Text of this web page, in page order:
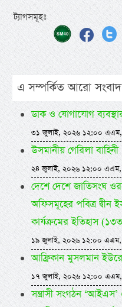
ট্যাগসমূহঃ
এ সম্পর্কিত আরো সংবাদ
ডাক ও যোগাযোগ
৩১ জুলাই, ২০২৬ ১২:০০ এএম,
উসমানীয় গেরিলা বাহিনী
২৪ জুলাই, ২০২৬ ১২:০০ এএম,
দেশে দেশে জাতিসংঘ
অফিসমূহের পবিত্র দ্বীন
কার্যক্রমের ইতিহাস
১৯ জুলাই, ২০২৬ ১২:০০ এএম,
আফ্রিকান মুসলমান
১৭ জুলাই, ২০২৬ ১২:০০ এএম,
সন্ত্রাসী সংগঠন ‘আইএস’